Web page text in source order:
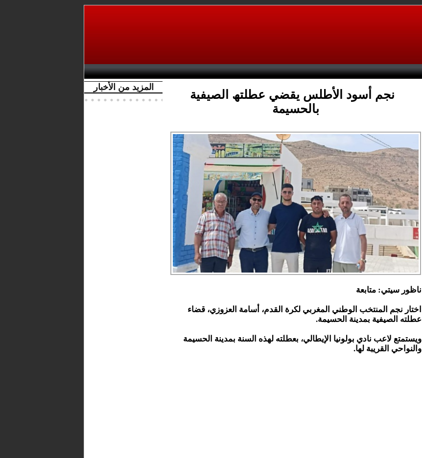
المزيد من الأخبار
نجم أسود الأطلس يقضي عطلتھ الصيفية
بالحسيمة
ناظور سيتي: متابعة
اختار نجم المنتخب الوطني المغربي لكرة القدم، أسامة العزوزي، قضاء
عطلته الصيفية بمدينة الحسيمة.
ويستمتع لاعب نادي بولونيا الإيطالي، بعطلته لهذه السنة بمدينة الحسيمة
والنواحي القريبة لها.